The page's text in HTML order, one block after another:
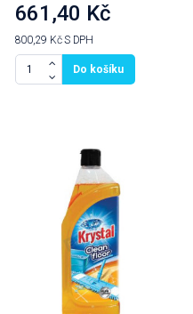
661,40 Kč
800,29 KčS DPH
Do košíku